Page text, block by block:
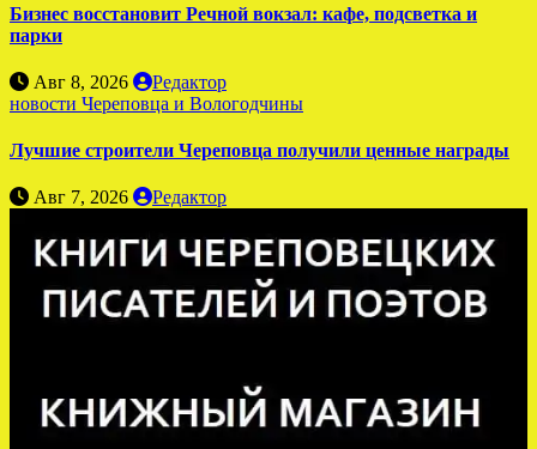
Бизнес восстановит Речной вокзал: кафе, подсветка и
парки
Авг 8, 2026
Редактор
новости Череповца и Вологодчины
Лучшие строители Череповца получили ценные награды
Авг 7, 2026 Редактор